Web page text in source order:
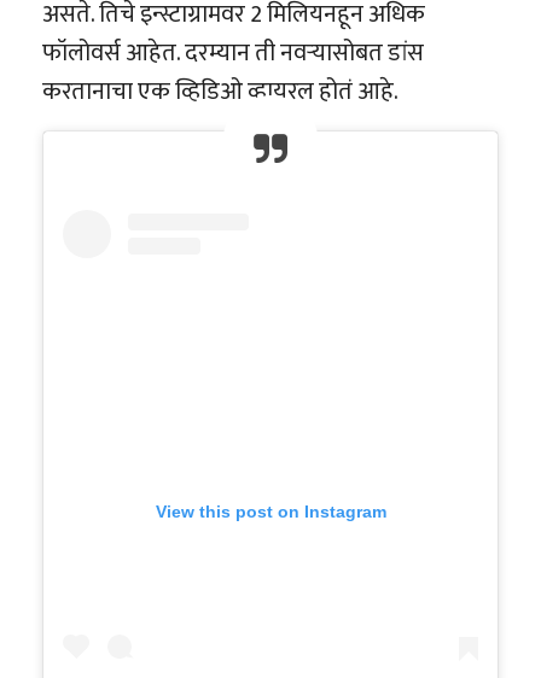
असते. तिचे इन्स्टाग्रामवर 2 मिलियनहून अधिक
फॉलोवर्स आहेत. दरम्यान ती नवऱ्यासोबत डांस
करतानाचा एक व्हिडिओ व्हायरल होतं आहे.
View this post on Instagram